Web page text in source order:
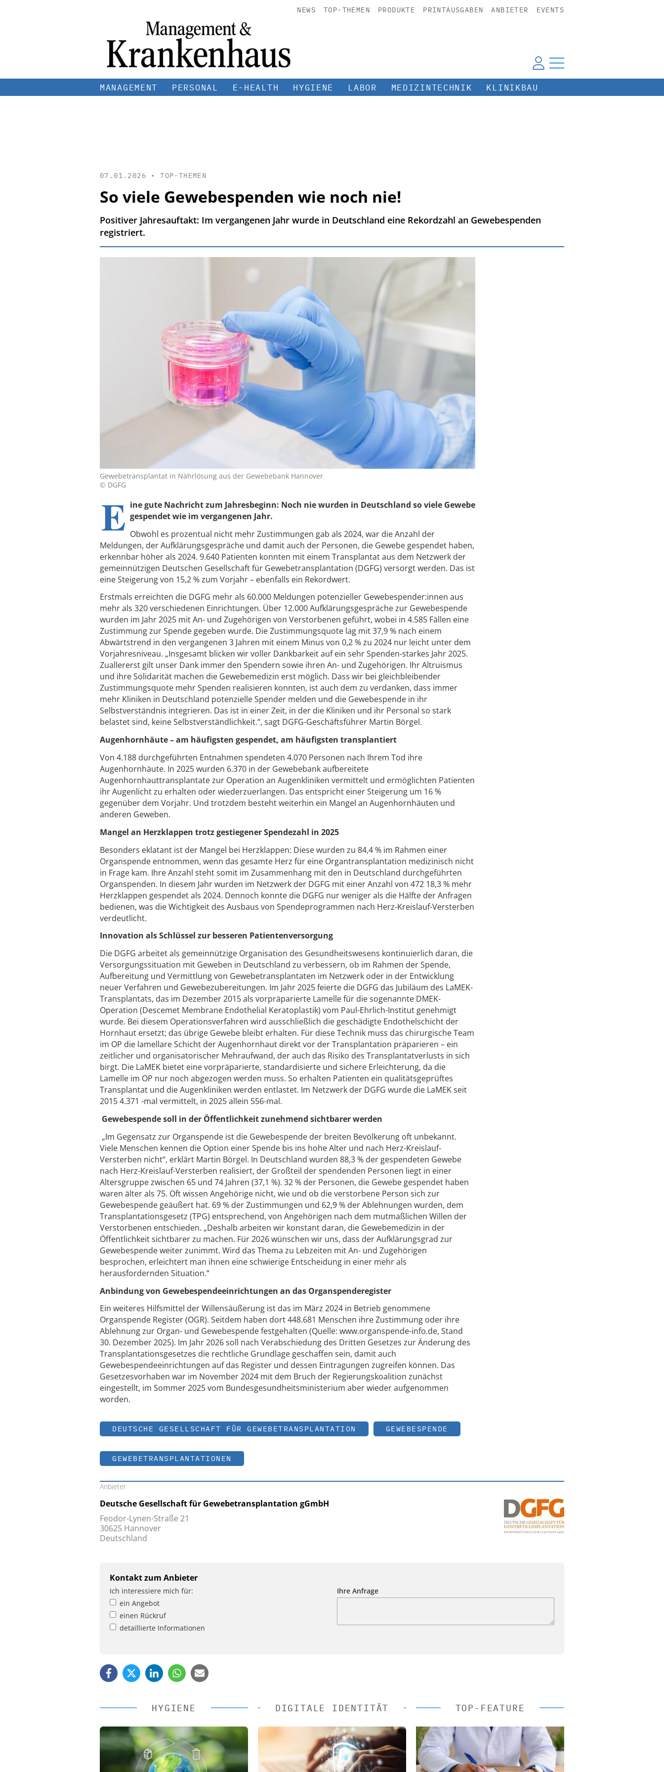
NEWS TOP-THEMEN PRODUKTE PRINTAUSGABEN ANBIETER EVENTS
MANAGEMENT PERSONAL E-HEALTH HYGIENE LABOR MEDIZINTECHNIK KLINIKBAU
07.01.2026 •TOP-THEMEN
So viele Gewebespenden wie noch nie!
Positiver Jahresauftakt: Im vergangenen Jahr wurde in Deutschland eine Rekordzahl an Gewebespenden
registriert.
Gewebetransplantat in Nährlösung aus der Gewebebank Hannover
© DGFG
E ine gute Nachricht zum Jahresbeginn: Noch nie wurden in Deutschland so viele Gewebe
gespendet wie im vergangenen Jahr.
Obwohl es prozentual nicht mehr Zustimmungen gab als 2024, war die Anzahl der
Meldungen, der Aufklärungsgespräche und damit auch der Personen, die Gewebe gespendet haben,
erkennbar höher als 2024. 9.640 Patienten konnten mit einem Transplantat aus dem Netzwerk der
gemeinnützigen Deutschen Gesellschaft für Gewebetransplantation (DGFG) versorgt werden. Das ist
eine Steigerung von 15,2 % zum Vorjahr – ebenfalls ein Rekordwert.
Erstmals erreichten die DGFG mehr als 60.000 Meldungen potenzieller Gewebespender:innen aus
mehr als 320 verschiedenen Einrichtungen. Über 12.000 Aufklärungsgespräche zur Gewebespende
wurden im Jahr 2025 mit An- und Zugehörigen von Verstorbenen geführt, wobei in 4.585 Fällen eine
Zustimmung zur Spende gegeben wurde. Die Zustimmungsquote lag mit 37,9 % nach einem
Abwärtstrend in den vergangenen 3 Jahren mit einem Minus von 0,2 % zu 2024 nur leicht unter dem
Vorjahresniveau. „Insgesamt blicken wir voller Dankbarkeit auf ein sehr Spenden-starkes Jahr 2025.
Zuallererst gilt unser Dank immer den Spendern sowie ihren An- und Zugehörigen. Ihr Altruismus
und ihre Solidarität machen die Gewebemedizin erst möglich. Dass wir bei gleichbleibender
Zustimmungsquote mehr Spenden realisieren konnten, ist auch dem zu verdanken, dass immer
mehr Kliniken in Deutschland potenzielle Spender melden und die Gewebespende in ihr
Selbstverständnis integrieren. Das ist in einer Zeit, in der die Kliniken und ihr Personal so stark
belastet sind, keine Selbstverständlichkeit.“, sagt DGFG-Geschäftsführer Martin Börgel.
Augenhornhäute – am häufigsten gespendet, am häufigsten transplantiert
Von 4.188 durchgeführten Entnahmen spendeten 4.070 Personen nach Ihrem Tod ihre
Augenhornhäute. In 2025 wurden 6.370 in der Gewebebank aufbereitete
Augenhornhauttransplantate zur Operation an Augenkliniken vermittelt und ermöglichten Patienten
ihr Augenlicht zu erhalten oder wiederzuerlangen. Das entspricht einer Steigerung um 16 %
gegenüber dem Vorjahr. Und trotzdem besteht weiterhin ein Mangel an Augenhornhäuten und
anderen Geweben.
Mangel an Herzklappen trotz gestiegener Spendezahl in 2025
Besonders eklatant ist der Mangel bei Herzklappen: Diese wurden zu 84,4 % im Rahmen einer
Organspende entnommen, wenn das gesamte Herz für eine Organtransplantation medizinisch nicht
in Frage kam. Ihre Anzahl steht somit im Zusammenhang mit den in Deutschland durchgeführten
Organspenden. In diesem Jahr wurden im Netzwerk der DGFG mit einer Anzahl von 472 18,3 % mehr
Herzklappen gespendet als 2024. Dennoch konnte die DGFG nur weniger als die Hälfte der Anfragen
bedienen, was die Wichtigkeit des Ausbaus von Spendeprogrammen nach Herz-Kreislauf-Versterben
verdeutlicht.
Innovation als Schlüssel zur besseren Patientenversorgung
Die DGFG arbeitet als gemeinnützige Organisation des Gesundheitswesens kontinuierlich daran, die
Versorgungssituation mit Geweben in Deutschland zu verbessern, ob im Rahmen der Spende,
Aufbereitung und Vermittlung von Gewebetransplantaten im Netzwerk oder in der Entwicklung
neuer Verfahren und Gewebezubereitungen. Im Jahr 2025 feierte die DGFG das Jubiläum des LaMEK-
Transplantats, das im Dezember 2015 als vorpräparierte Lamelle für die sogenannte DMEK-
Operation (Descemet Membrane Endothelial Keratoplastik) vom Paul-Ehrlich-Institut genehmigt
wurde. Bei diesem Operationsverfahren wird ausschließlich die geschädigte Endothelschicht der
Hornhaut ersetzt; das übrige Gewebe bleibt erhalten. Für diese Technik muss das chirurgische Team
im OP die lamellare Schicht der Augenhornhaut direkt vor der Transplantation präparieren – ein
zeitlicher und organisatorischer Mehraufwand, der auch das Risiko des Transplantatverlusts in sich
birgt. Die LaMEK bietet eine vorpräparierte, standardisierte und sichere Erleichterung, da die
Lamelle im OP nur noch abgezogen werden muss. So erhalten Patienten ein qualitätsgeprüftes
Transplantat und die Augenkliniken werden entlastet. Im Netzwerk der DGFG wurde die LaMEK seit
2015 4.371 -mal vermittelt, in 2025 allein 556-mal.
Gewebespende soll in der Öffentlichkeit zunehmend sichtbarer werden
„Im Gegensatz zur Organspende ist die Gewebespende der breiten Bevölkerung oft unbekannt.
Viele Menschen kennen die Option einer Spende bis ins hohe Alter und nach Herz-Kreislauf-
Versterben nicht“, erklärt Martin Börgel. In Deutschland wurden 88,3 % der gespendeten Gewebe
nach Herz-Kreislauf-Versterben realisiert, der Großteil der spendenden Personen liegt in einer
Altersgruppe zwischen 65 und 74 Jahren (37,1 %). 32 % der Personen, die Gewebe gespendet haben
waren älter als 75. Oft wissen Angehörige nicht, wie und ob die verstorbene Person sich zur
Gewebespende geäußert hat. 69 % der Zustimmungen und 62,9 % der Ablehnungen wurden, dem
Transplantationsgesetz (TPG) entsprechend, von Angehörigen nach dem mutmaßlichen Willen der
Verstorbenen entschieden. „Deshalb arbeiten wir konstant daran, die Gewebemedizin in der
Öffentlichkeit sichtbarer zu machen. Für 2026 wünschen wir uns, dass der Aufklärungsgrad zur
Gewebespende weiter zunimmt. Wird das Thema zu Lebzeiten mit An- und Zugehörigen
besprochen, erleichtert man ihnen eine schwierige Entscheidung in einer mehr als
herausfordernden Situation.“
Anbindung von Gewebespendeeinrichtungen an das Organspenderegister
Ein weiteres Hilfsmittel der Willensäußerung ist das im März 2024 in Betrieb genommene
Organspende Register (OGR). Seitdem haben dort 448.681 Menschen ihre Zustimmung oder ihre
Ablehnung zur Organ- und Gewebespende festgehalten (Quelle: www.organspende-info.de, Stand
30. Dezember 2025). Im Jahr 2026 soll nach Verabschiedung des Dritten Gesetzes zur Änderung des
Transplantationsgesetzes die rechtliche Grundlage geschaffen sein, damit auch
Gewebespendeeinrichtungen auf das Register und dessen Eintragungen zugreifen können. Das
Gesetzesvorhaben war im November 2024 mit dem Bruch der Regierungskoalition zunächst
eingestellt, im Sommer 2025 vom Bundesgesundheitsministerium aber wieder aufgenommen
worden.
DEUTSCHE GESELLSCHAFT FÜR GEWEBETRANSPLANTATION GEWEBESPENDE
GEWEBETRANSPLANTATIONEN
Anbieter
Deutsche Gesellschaft für Gewebetransplantation gGmbH
Feodor-Lynen-Straße 21
30625 Hannover
Deutschland
Kontakt zum Anbieter
Ich interessiere mich für:
ein Angebot
einen Rückruf
detaillierte Informationen
Ihre Anfrage
HYGIENE DIGITALE IDENTITÄT TOP-FEATURE